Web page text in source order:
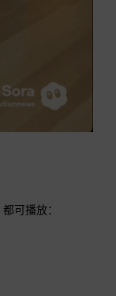
可播放：